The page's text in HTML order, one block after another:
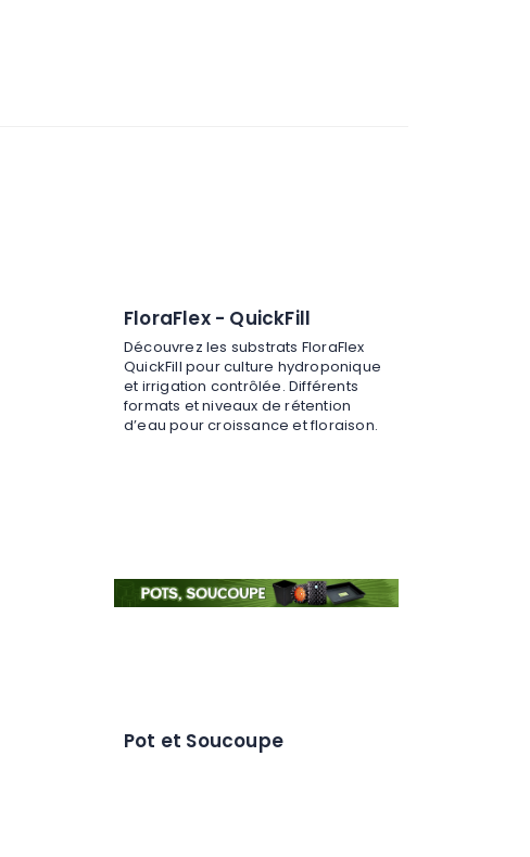
FloraFlex - QuickFill
Découvrez les substrats FloraFlex
QuickFill pour culture hydroponique
et irrigation contrôlée. Différents
formats et niveaux de rétention
d’eau pour croissance et floraison.
Pot et Soucoupe